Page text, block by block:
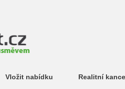
Vložit nabídku Realitní